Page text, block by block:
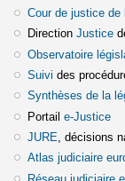
Cour de justice de
Direction Justice
Observatoire
Suivi (le lien est
des
Synthèses de la
Portail e-Justice(le
JURE(le lien est
, décisions
Atlas judiciaire